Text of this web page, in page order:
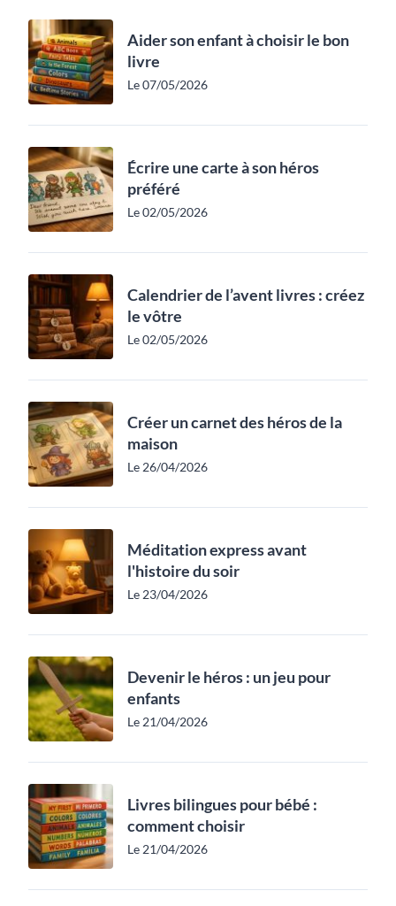
Aider son enfant à choisir le bon
livre
Le 07/05/2026
Écrire une carte à son héros
préféré
Le 02/05/2026
Calendrier de l’avent livres : créez
le vôtre
Le 02/05/2026
Créer un carnet des héros de la
maison
Le 26/04/2026
Méditation express avant
l'histoire du soir
Le 23/04/2026
Devenir le héros : un jeu pour
enfants
Le 21/04/2026
Livres bilingues pour bébé :
comment choisir
Le 21/04/2026